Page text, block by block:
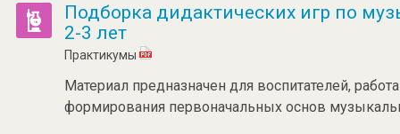
Подборка дидактических игр по
2-3 лет
Практикумы
Материал предназначен для воспитателей,
формирования первоначальных основ